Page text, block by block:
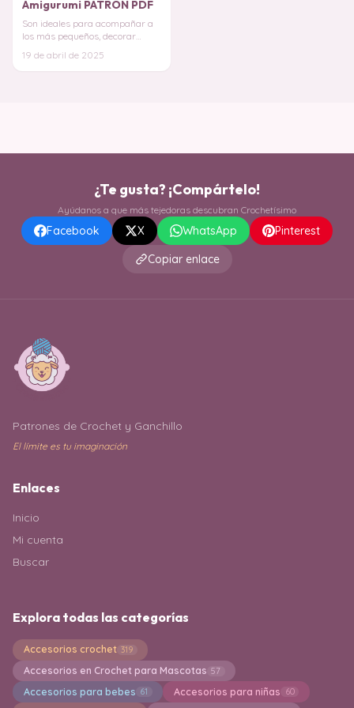
Amigurumi PATRON PDF
Son ideales para acompañar a
los más pequeños, decorar
simplemente regalar
19 de abril de 2025
¿Te gusta? ¡Compártelo!
Ayúdanos a que más tejedoras descubran Crochetísimo
Facebook X WhatsApp
Pinterest
Copiar enlace
Patrones de Crochet y Ganchillo
El límite es tu imaginación
Enlaces
Inicio
Mi cuenta
Buscar
Explora todas las categorías
Accesorios crochet 319
Accesorios en Crochet para Mascotas 57
Accesorios para bebes 61 Accesorios para niñas 60